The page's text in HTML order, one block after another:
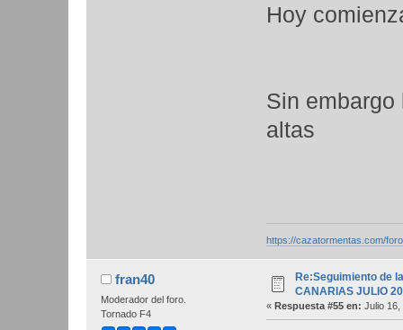
Hoy
Sin embargo
altas
https://cazatormentas.com/
fran40
Moderador del foro.
Tornado F4
Re:Seguimiento de
CANARIAS JULIO
« Respuesta #55 en: Julio 16,